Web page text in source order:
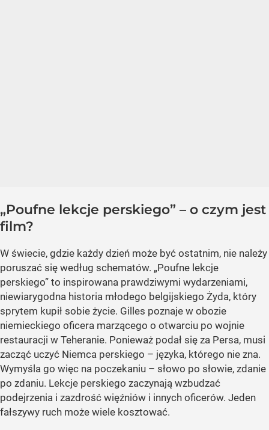
„Poufne lekcje perskiego” – o czym jest
film?
W świecie, gdzie każdy dzień może być ostatnim, nie należy
poruszać się według schematów. „Poufne lekcje
perskiego” to inspirowana prawdziwymi wydarzeniami,
niewiarygodna historia młodego belgijskiego Żyda, który
sprytem kupił sobie życie. Gilles poznaje w obozie
niemieckiego oficera marzącego o otwarciu po wojnie
restauracji w Teheranie. Ponieważ podał się za Persa, musi
zacząć uczyć Niemca perskiego – języka, którego nie zna.
Wymyśla go więc na poczekaniu – słowo po słowie, zdanie
po zdaniu. Lekcje perskiego zaczynają wzbudzać
podejrzenia i zazdrość więźniów i innych oficerów. Jeden
fałszywy ruch może wiele kosztować.